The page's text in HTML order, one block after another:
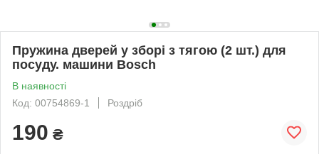
Пружина дверей у зборі з тягою (2 шт.) для
посуду. машини Bosch
В наявності
Код: 00754869-1
Роздріб
190 ₴